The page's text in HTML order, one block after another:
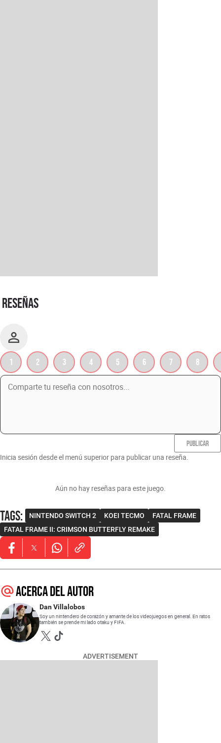
RESEÑAS
1 2 3 4 5 6 7 8
PUBLICAR
Inicia sesión desde el menú superior para publicar una reseña.
Aún no hay reseñas para este juego.
Tags: NINTENDO SWITCH 2 KOEI TECMO
FATAL FRAME
FATAL FRAME II: CRIMSON BUTTERFLY REMAKE
Opens in new window
Opens in new window
Opens in new window
Acerca del autor
Dan Villalobos
Soy un nintendero de corazón y amante de los videojuegos en general. En ratos
también se prende mi lado otaku y FIFA.
Opens in new window
Opens in new window
ADVERTISEMENT